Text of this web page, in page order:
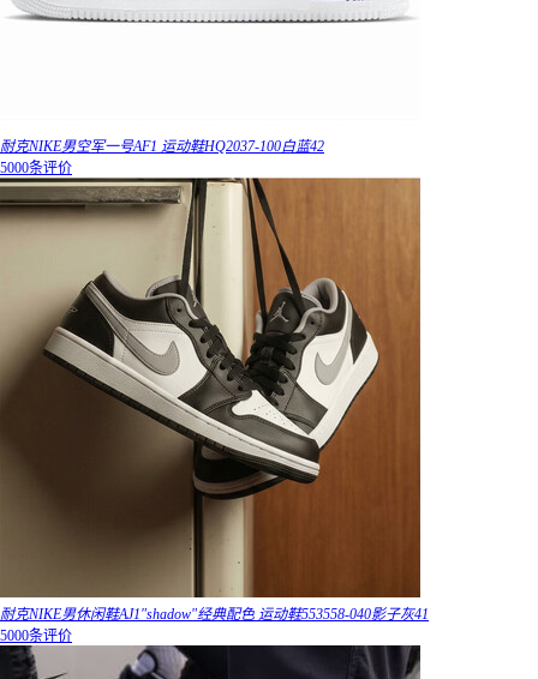
耐克NIKE男空军一号AF1 运动鞋HQ2037-100白蓝42
5000条评价
耐克NIKE男休闲鞋AJ1"shadow"经典配色 运动鞋553558-040影子灰41
5000条评价